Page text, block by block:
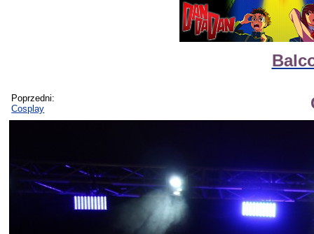
Poprzedni:
Cosplay